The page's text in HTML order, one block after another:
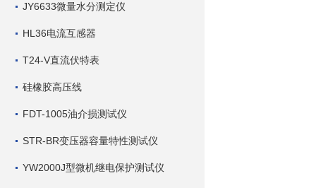
JY6633微量水分测定仪
HL36电流互感器
T24-V直流伏特表
硅橡胶高压线
FDT-1005油介损测试仪
STR-BR变压器容量特性测试仪
YW2000J型微机继电保护测试仪